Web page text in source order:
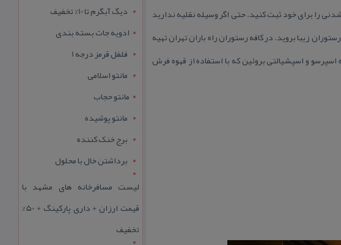
را برای خود ثبت كنید. حتی اگر وسیله نقلیه ندارید
زیبا بروید. در كافه رستوران راه باران تهران تهیه
و اسپشیالتی بروئین كه با استفاده از قهوه فرش
دیگ آبگرم تا 10% تخفیف
ادویه جات بسته بندی
فلفل قرمز درجه 1
مانتو اسلامی
مانتو حجاب
مانتو پوشیده
برج خنک کننده
برداشتن خال با محلول
لیست مسافرخانه های مشهد با
قیمت ارزان + داری پارکینگ + 50%
تخفیف